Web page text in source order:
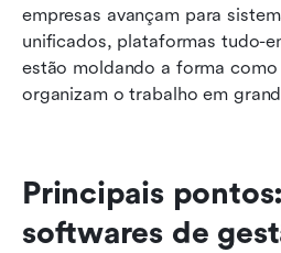
empresas avançam para
unificados, plataformas tudo-
estão moldando a forma como
organizam o trabalho em
Principais
softwares de